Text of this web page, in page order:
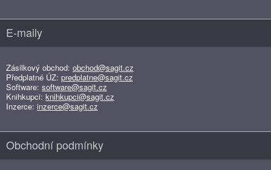
E-maily
Zásilkový obchod: obchod@sagit.cz
Předplatné ÚZ: predplatne@sagit.cz
Software: software@sagit.cz
Knihkupci: knihkupci@sagit.cz
Inzerce: inzerce@sagit.cz
Obchodní podmínky